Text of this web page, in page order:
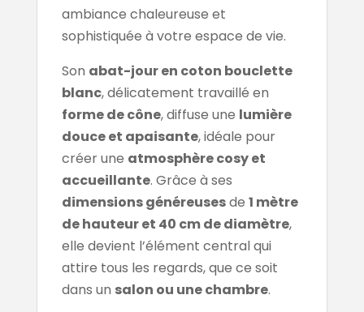
ambiance chaleureuse et
sophistiquée à votre espace de vie.
Son abat-jour en coton bouclette
blanc, délicatement travaillé en
forme de cône, diffuse une lumière
douce et apaisante, idéale pour
créer une atmosphère cosy et
accueillante. Grâce à ses
dimensions généreusesde 1 mètre
de hauteur et 40 cm de diamètre,
elle devient l’élément central qui
attire tous les regards, que ce soit
dans un salon ou une chambre.